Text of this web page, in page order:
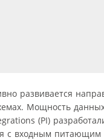
развивается
Мощность
(PI)
с входным